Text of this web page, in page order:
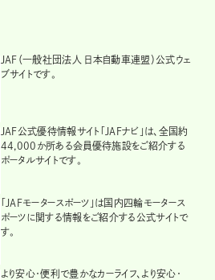
JAF（一般社団法人 日本自動車連盟）公式ウェ
ブサイトです。
JAF公式優待情報サイト「JAFナビ」は、全国約
44,000か所ある会員優待施設をご紹介する
ポータルサイトです。
「JAFモータースポーツ」は国内四輪モータース
ポーツに関する情報をご紹介する公式サイトで
す。
より安心・便利で豊かなカーライフ、より安心・